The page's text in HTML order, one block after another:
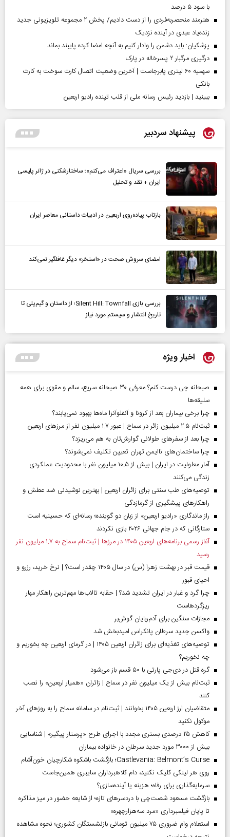
با سود ۵ درصد
هنرمند منحصر‌به‌فردی را از دست دادیم/ پخش ۲ مجموعه تلویزیونی جدید
زنده‌یاد عبدی در آینده نزدیک
پزشکیان: باید دشمن را وادار کنیم به آنچه امضا کرده پایبند بماند
درگیری مرگبار ۲ پسرخاله در پارک
سهمیه ۶۰ لیتری پابرجاست | آخرین وضعیت اتصال کارت سوخت به کارت
بانکی
ببینید | بازدید رئیس رسانه ملی از قلب تپنده رادیو اربعین
پیشنهاد سردبیر
بررسی سریال «اعتراف می‌کنم»؛ ساختارشکنی در ژانر پلیسی
ایران + نقد و تحلیل
بازتاب پیاده‌روی اربعین در ادبیات داستانی معاصر ایران
امضای سروش صحت در «استخر» دیگر غافلگیر نمی‌کند
بررسی بازی Silent Hill: Townfall؛ از داستان و گیم‌پلی تا
تاریخ انتشار و سیستم مورد نیاز
اخبار ویژه
صبحانه چی درست کنم؟ معرفی ۳۰ صبحانه سریع، سالم و مقوی برای همه
سلیقه‌ها
چرا برخی بیماران بعد از کرونا و آنفلوآنزا ماه‌ها بهبود نمی‌یابند؟
ثبت‌نام ۲.۵ میلیون زائر در سماح | عبور ۱.۷ میلیون نفر از مرز‌های اربعین
چرا بعد از سفرهای طولانی گوارش‌تان به هم می‌ریزد؟
چرا ساختمان‌های ناایمن تهران تعیین تکلیف نمی‌شوند؟
آمار معلولیت در ایران | بیش از ۱۰.۵ میلیون نفر با محدودیت عملکردی
زندگی می‌کنند
توصیه‌های طب سنتی برای زائران اربعین | بهترین نوشیدنی ضد عطش و
راهکارهای پیشگیری از گرمازدگی
راز ماندگاری «رادیو اربعین» از زبان دو گوینده؛ رسانه‌ای که حسینیه است
ستارگانی که در جام جهانی ۲۰۲۶ بازی نکردند
آغاز رسمی برنامه‌های اربعین ۱۴۰۵ در مرز‌ها | ثبت‌نام سماح به ۱.۷ میلیون نفر
رسید
قیمت قبر در بهشت زهرا (س) در سال ۱۴۰۵ چقدر است؟ | نرخ خرید، رزرو و
احیای قبور
چرا گرد و غبار در ایران تشدید شد؟ | حقابه تالاب‌ها مهم‌ترین راهکار مهار
ریزگردهاست
مجازات سنگین برای آدم‌ربایان گوش‌بر
واکسن جدید سرطان پانکراس امیدبخش شد
توصیه‌های تغذیه‌ای برای زائران اربعین ۱۴۰۵ | در گرمای اربعین چه بخوریم و
چه نخوریم؟
گره قتل در دی‌جی پارتی با ۵۰ قسم باز می‌شود
ثبت‌نام بیش از یک میلیون نفر در سماح | زائران «همیار اربعین» را نصب
کنند
متقاضیان ارز اربعین ۱۴۰۵ بخوانند | ثبت‌نام در سامانه سماح را به روز‌های آخر
موکول نکنید
کاهش ۲۵ درصدی بستری مجدد با اجرای طرح «پرستار پیگیر» | شناسایی
بیش از ۳۰۰۰ مورد جدید سرطان در خانواده بیماران
Castlevania: Belmont’s Curse؛ بازگشت باشکوه شکارچیان خون‌آشام
روی هر لینکی کلیک نکنید، دام کلاهبرداران سایبری همین‌جاست
سرمایه‌گذاری برای رفاه؛ هزینه یا آینده‌سازی؟
بازگشت مسعود شصت‌چی با دردسر‌های تازه؛ از شایعه حضور در میز مذاکره
تا پایان فیلمبرداری «مرد سه‌هزارچهره»
استعلام وام ضروری ۷۵ میلیون تومانی بازنشستگان کشوری؛ نحوه مشاهده